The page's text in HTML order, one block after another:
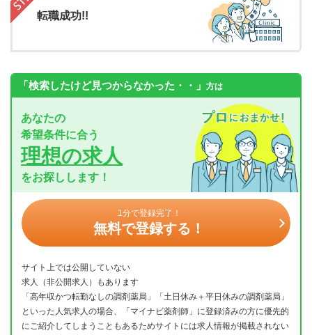
転職成功!!
「検索したけど見つからなかった・・」 方は
あなたの
希望条件に合う
理想の求人
をお探しします！
1分で登録完了！
無料で登録する！
サイト上では公開していない
求人（非公開求人）もあります
「高年収かつ転勤なしの調剤薬局」「土日休み＋平日休みの調剤薬局」
といった人気求人の場合、「マイナビ薬剤師」に登録済みの方に優先的
にご紹介してしまうこともあるためサイトには求人情報が掲載されない